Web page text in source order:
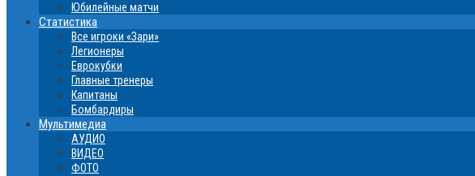
Юбилейные матчи
Статистика
Все игроки «Зари»
Легионеры
Еврокубки
Главные тренеры
Капитаны
Бомбардиры
Мультимедиа
АУДИО
ВИДЕО
ФОТО